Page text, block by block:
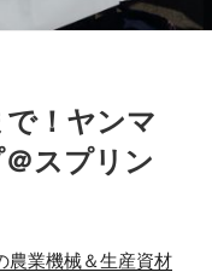
！ヤンマ
スプリン
農業機械＆生産資材